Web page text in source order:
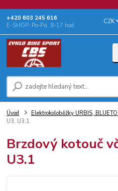
CZK
+‭420 603 245 616‬
E-SHOP: Po-Pá, 8-17 hod.
Úvod Elektrokoloběžky URBIS,
U3, U3.1
Brzdový kotouč
U3.1